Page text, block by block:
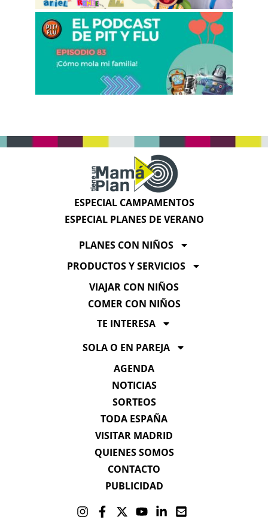
ESPECIAL CAMPAMENTOS
ESPECIAL PLANES DE VERANO
PLANES CON NIÑOS
PRODUCTOS Y SERVICIOS
VIAJAR CON NIÑOS
COMER CON NIÑOS
TE INTERESA
SOLA O EN PAREJA
AGENDA
NOTICIAS
SORTEOS
TODA ESPAÑA
VISITAR MADRID
QUIENES SOMOS
CONTACTO
PUBLICIDAD